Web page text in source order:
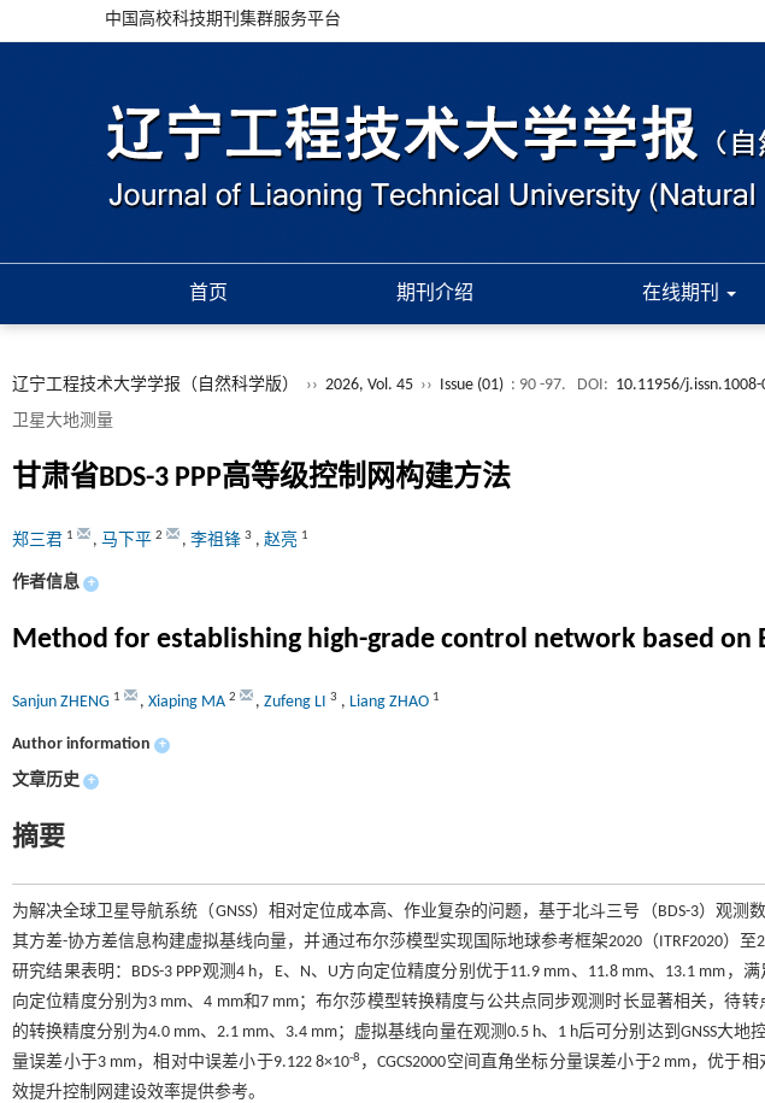
中国高校科技期刊集群服务平台
首页 期刊介绍 在线期刊
辽宁工程技术大学学报（自然科学版） ›› 2026, Vol. 45 ›› Issue (01) : 90 -97. DOI: 10.11956/
卫星大地测量
甘肃省BDS-3 PPP高等级控制网构建方法
郑三君 1 , 马下平 2 , 李祖锋 3 , 赵亮 1
作者信息 +
Method for establishing high-grade control network based on
Sanjun ZHENG 1 , Xiaping MA 2 , Zufeng LI 3 , Liang ZHAO 1
Author information +
文章历史 +
摘要
为解决全球卫星导航系统（GNSS）相对定位成本高、作业复杂的问题，基于北斗三号（BDS-3）观测
其方差-协方差信息构建虚拟基线向量，并通过布尔莎模型实现国际地球参考框架2020（ITRF2020）至
研究结果表明：BDS-3 PPP观测4 h，E、N、U方向定位精度分别优于11.9 mm、11.8 mm、13.1 mm，
向定位精度分别为3 mm、4 mm和7 mm；布尔莎模型转换精度与公共点同步观测时长显著相关，待
的转换精度分别为4.0 mm、2.1 mm、3.4 mm；虚拟基线向量在观测0.5 h、1 h后可分别达到GNSS大
量误差小于3 mm，相对中误差小于9.122 8×10-8 ，CGCS2000空间直角坐标分量误差小于2 mm，优于
效提升控制网建设效率提供参考。